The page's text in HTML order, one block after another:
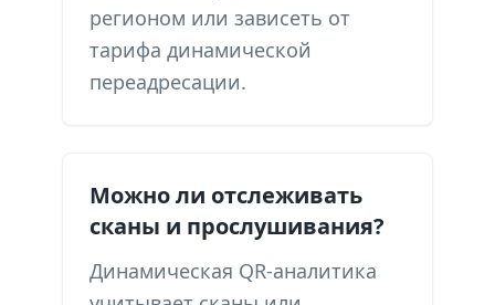
регионом или зависеть от
тарифа динамической
переадресации.
Можно ли отслеживать
сканы и прослушивания?
Динамическая QR-аналитика